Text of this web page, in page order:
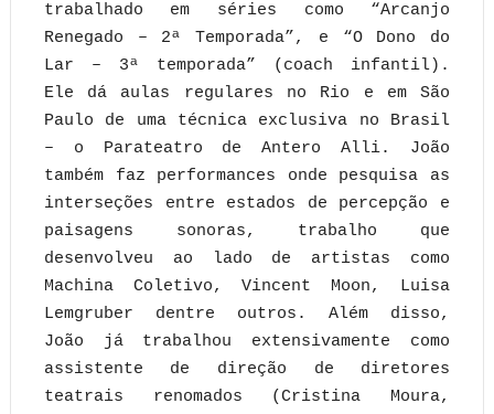
trabalhado em séries como “Arcanjo
Renegado – 2ª Temporada”, e “O Dono do
Lar – 3ª temporada” (coach infantil).
Ele dá aulas regulares no Rio e em São
Paulo de uma técnica exclusiva no Brasil
– o Parateatro de Antero Alli. João
também faz performances onde pesquisa as
interseções entre estados de percepção e
paisagens sonoras, trabalho que
desenvolveu ao lado de artistas como
Machina Coletivo, Vincent Moon, Luisa
Lemgruber dentre outros. Além disso,
João já trabalhou extensivamente como
assistente de direção de diretores
teatrais renomados (Cristina Moura,